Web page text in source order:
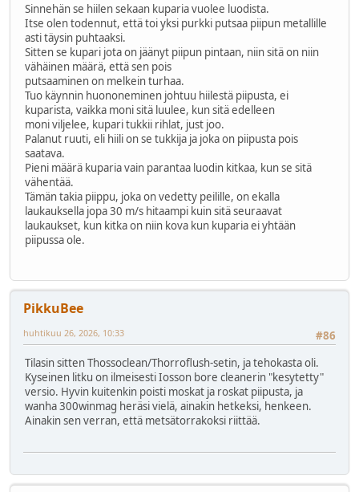
Sinnehän se hiilen sekaan kuparia vuolee luodista.
Itse olen todennut, että toi yksi purkki putsaa piipun metallille
asti täysin puhtaaksi.
Sitten se kupari jota on jäänyt piipun pintaan, niin sitä on niin
vähäinen määrä, että sen pois
putsaaminen on melkein turhaa.
Tuo käynnin huononeminen johtuu hiilestä piipusta, ei
kuparista, vaikka moni sitä luulee, kun sitä edelleen
moni viljelee, kupari tukkii rihlat, just joo.
Palanut ruuti, eli hiili on se tukkija ja joka on piipusta pois
saatava.
Pieni määrä kuparia vain parantaa luodin kitkaa, kun se sitä
vähentää.
Tämän takia piippu, joka on vedetty peilille, on ekalla
laukauksella jopa 30 m/s hitaampi kuin sitä seuraavat
laukaukset, kun kitka on niin kova kun kuparia ei yhtään
piipussa ole.
PikkuBee
#86
huhtikuu 26, 2026, 10:33
Tilasin sitten Thossoclean/Thorroflush-setin, ja tehokasta oli.
Kyseinen litku on ilmeisesti Iosson bore cleanerin "kesytetty"
versio. Hyvin kuitenkin poisti moskat ja roskat piipusta, ja
wanha 300winmag heräsi vielä, ainakin hetkeksi, henkeen.
Ainakin sen verran, että metsätorrakoksi riittää.